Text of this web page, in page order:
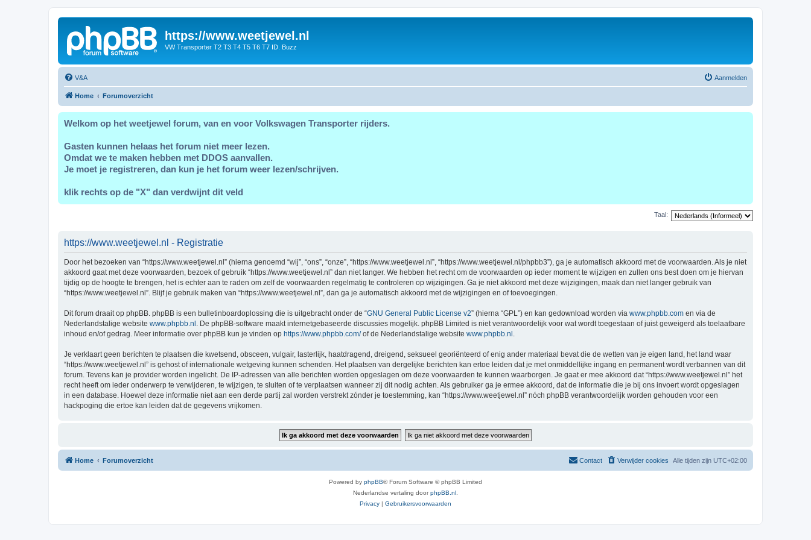
https://www.weetjewel.nl
VW Transporter T2 T3 T4 T5 T6 T7 ID. Buzz
V&A Aanmelden
Home Forumoverzicht
Welkom op het weetjewel forum, van en voor Volkswagen Transporter rijders.
Gasten kunnen helaas het forum niet meer lezen.
Omdat we te maken hebben met DDOS aanvallen.
Je moet je registreren, dan kun je het forum weer lezen/schrijven.
klik rechts op de "X" dan verdwijnt dit veld
Taal:
https://www.weetjewel.nl - Registratie
Door het bezoeken van “https://www.weetjewel.nl” (hierna genoemd “wij”, “ons”, “onze”, “https://www.weetjewel.nl”, “https://www.weetjewel.nl/phpbb3”), ga je automatisch akkoord met de voorwaarden. Als je niet
akkoord gaat met deze voorwaarden, bezoek of gebruik “https://www.weetjewel.nl” dan niet langer. We hebben het recht om de voorwaarden op ieder moment te wijzigen en zullen ons best doen om je hiervan
tijdig op de hoogte te brengen, het is echter aan te raden om zelf de voorwaarden regelmatig te controleren op wijzigingen. Ga je niet akkoord met deze wijzigingen, maak dan niet langer gebruik van
“https://www.weetjewel.nl”. Blijf je gebruik maken van “https://www.weetjewel.nl”, dan ga je automatisch akkoord met de wijzigingen en of toevoegingen.
Dit forum draait op phpBB. phpBB is een bulletinboardoplossing die is uitgebracht onder de “GNU General Public License v2” (hierna “GPL”) en kan gedownload worden via www.phpbb.com en via de
Nederlandstalige website www.phpbb.nl . De phpBB-software maakt internetgebaseerde discussies mogelijk. phpBB Limited is niet verantwoordelijk voor wat wordt toegestaan of juist geweigerd als toelaatbare
inhoud en/of gedrag. Meer informatie over phpBB kun je vinden op https://www.phpbb.com/of de Nederlandstalige website www.phpbb.nl .
Je verklaart geen berichten te plaatsen die kwetsend, obsceen, vulgair, lasterlijk, haatdragend, dreigend, seksueel georiënteerd of enig ander materiaal bevat die de wetten van je eigen land, het land waar
“https://www.weetjewel.nl” is gehost of internationale wetgeving kunnen schenden. Het plaatsen van dergelijke berichten kan ertoe leiden dat je met onmiddellijke ingang en permanent wordt verbannen van dit
forum. Tevens kan je provider worden ingelicht. De IP-adressen van alle berichten worden opgeslagen om deze voorwaarden te kunnen waarborgen. Je gaat er mee akkoord dat “https://www.weetjewel.nl” het
recht heeft om ieder onderwerp te verwijderen, te wijzigen, te sluiten of te verplaatsen wanneer zij dit nodig achten. Als gebruiker ga je ermee akkoord, dat de informatie die je bij ons invoert wordt opgeslagen
in een database. Hoewel deze informatie niet aan een derde partij zal worden verstrekt zónder je toestemming, kan “https://www.weetjewel.nl” nóch phpBB verantwoordelijk worden gehouden voor een
hackpoging die ertoe kan leiden dat de gegevens vrijkomen.
Home Forumoverzicht Alle tijden zijn UTC+02:00
Verwijder cookies
Contact
Powered by phpBB® Forum Software © phpBB Limited
Nederlandse vertaling doorphpBB.nl
Privacy | Gebruikersvoorwaarden